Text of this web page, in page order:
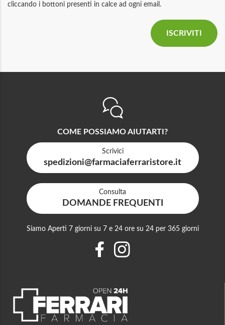
cliccando i bottoni presenti in calce ad ogni email.
COME POSSIAMO AIUTARTI?
Scrivici
spedizioni@farmaciaferraristore.it
Consulta
DOMANDE FREQUENTI
Siamo Aperti 7 giorni su 7 e 24 ore su 24 per 365 giorni